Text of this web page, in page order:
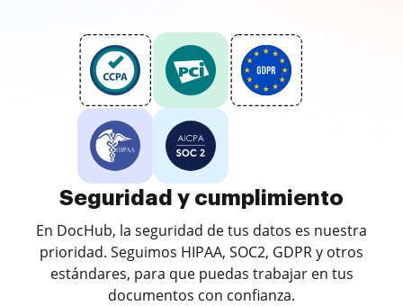
Seguridad y cumplimiento
En DocHub, la seguridad de tus datos es nuestra
prioridad. Seguimos HIPAA, SOC2, GDPR y otros
estándares, para que puedas trabajar en tus
documentos con confianza.